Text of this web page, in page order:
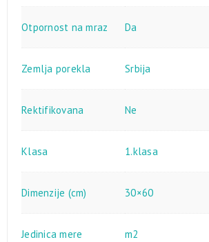
Otpornost na mraz Da
Zemlja porekla Srbija
Rektifikovana Ne
Klasa 1.klasa
Dimenzije (cm) 30×60
Jedinica mere m2